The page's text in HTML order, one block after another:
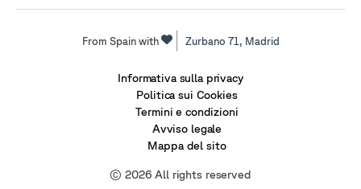
From Spain with Zurbano 71, Madrid
Informativa sulla privacy
Politica sui Cookies
Termini e condizioni
Avviso legale
Mappa del sito
© 2026 All rights reserved